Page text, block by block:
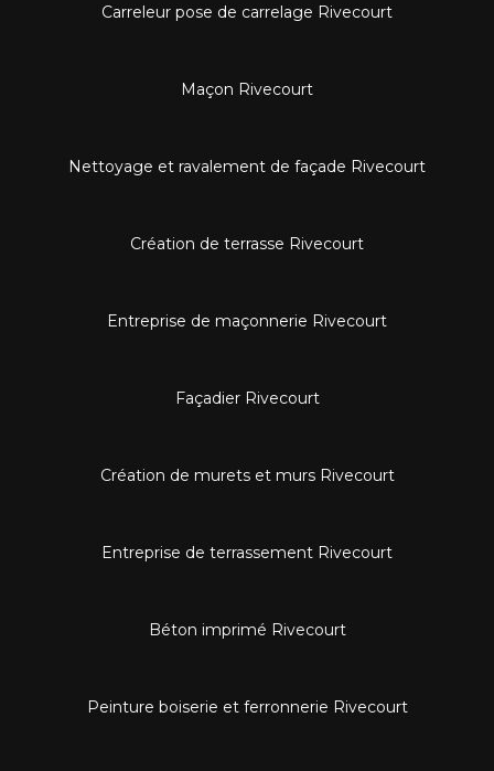
Carreleur pose de carrelage Rivecourt
Maçon Rivecourt
Nettoyage et ravalement de façade Rivecourt
Création de terrasse Rivecourt
Entreprise de maçonnerie Rivecourt
Façadier Rivecourt
Création de murets et murs Rivecourt
Entreprise de terrassement Rivecourt
Béton imprimé Rivecourt
Peinture boiserie et ferronnerie Rivecourt